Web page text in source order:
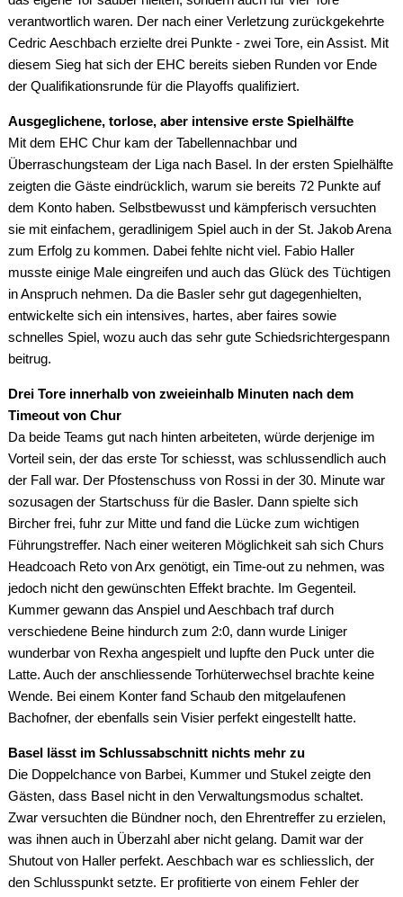
verantwortlich waren. Der nach einer Verletzung zurückgekehrte
Cedric Aeschbach erzielte drei Punkte - zwei Tore, ein Assist. Mit
diesem Sieg hat sich der EHC bereits sieben Runden vor Ende
der Qualifikationsrunde für die Playoffs qualifiziert.
Ausgeglichene, torlose, aber intensive erste Spielhälfte
Mit dem EHC Chur kam der Tabellennachbar und
Überraschungsteam der Liga nach Basel. In der ersten Spielhälfte
zeigten die Gäste eindrücklich, warum sie bereits 72 Punkte auf
dem Konto haben. Selbstbewusst und kämpferisch versuchten
sie mit einfachem, geradlinigem Spiel auch in der St. Jakob Arena
zum Erfolg zu kommen. Dabei fehlte nicht viel. Fabio Haller
musste einige Male eingreifen und auch das Glück des Tüchtigen
in Anspruch nehmen. Da die Basler sehr gut dagegenhielten,
entwickelte sich ein intensives, hartes, aber faires sowie
schnelles Spiel, wozu auch das sehr gute Schiedsrichtergespann
beitrug.
Drei Tore innerhalb von zweieinhalb Minuten nach dem
Timeout von Chur
Da beide Teams gut nach hinten arbeiteten, würde derjenige im
Vorteil sein, der das erste Tor schiesst, was schlussendlich auch
der Fall war. Der Pfostenschuss von Rossi in der 30. Minute war
sozusagen der Startschuss für die Basler. Dann spielte sich
Bircher frei, fuhr zur Mitte und fand die Lücke zum wichtigen
Führungstreffer. Nach einer weiteren Möglichkeit sah sich Churs
Headcoach Reto von Arx genötigt, ein Time-out zu nehmen, was
jedoch nicht den gewünschten Effekt brachte. Im Gegenteil.
Kummer gewann das Anspiel und Aeschbach traf durch
verschiedene Beine hindurch zum 2:0, dann wurde Liniger
wunderbar von Rexha angespielt und lupfte den Puck unter die
Latte. Auch der anschliessende Torhüterwechsel brachte keine
Wende. Bei einem Konter fand Schaub den mitgelaufenen
Bachofner, der ebenfalls sein Visier perfekt eingestellt hatte.
Basel lässt im Schlussabschnitt nichts mehr zu
Die Doppelchance von Barbei, Kummer und Stukel zeigte den
Gästen, dass Basel nicht in den Verwaltungsmodus schaltet.
Zwar versuchten die Bündner noch, den Ehrentreffer zu erzielen,
was ihnen auch in Überzahl aber nicht gelang. Damit war der
Shutout von Haller perfekt. Aeschbach war es schliesslich, der
den Schlusspunkt setzte. Er profitierte von einem Fehler der